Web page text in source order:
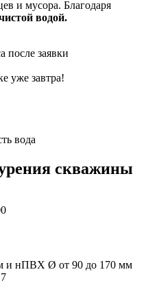
и мусора. Благодаря
водой.
после заявки
уже завтра!
вода
скважины
и нПВХ Ø от 90 до 170 мм